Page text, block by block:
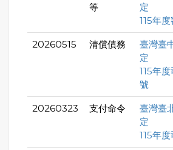
等
定
115年
20260515 清償債務
臺灣臺
定
115年
號
20260323 支付命令
臺灣臺
定
115年